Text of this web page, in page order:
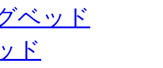
ベッド
ド